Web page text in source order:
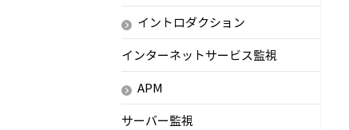
イントロダクション
インターネットサービス監視
APM
サーバー監視